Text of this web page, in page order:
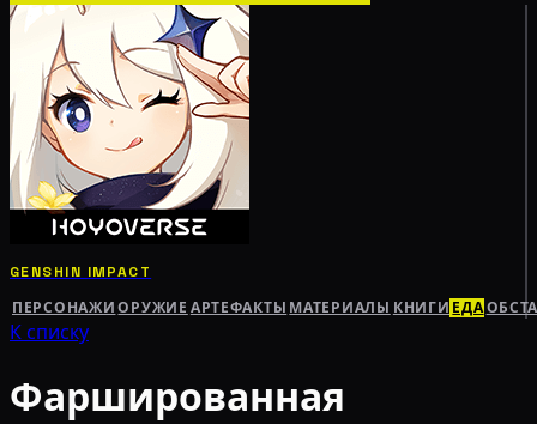
GENSHIN IMPACT
ПЕРСОНАЖИ ОРУЖИЕ АРТЕФАКТЫ МАТЕРИАЛЫ КНИГИ ЕДА
К списку
Фаршированная